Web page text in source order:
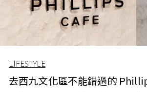
LIFESTYLE
去西九文化區不能錯過的